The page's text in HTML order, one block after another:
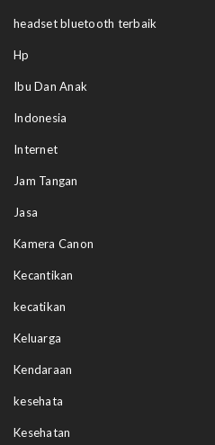
headset bluetooth terbaik
Hp
Ibu Dan Anak
Indonesia
Internet
Jam Tangan
Jasa
Kamera Canon
Kecantikan
kecatikan
Keluarga
Kendaraan
kesehata
Kesehatan